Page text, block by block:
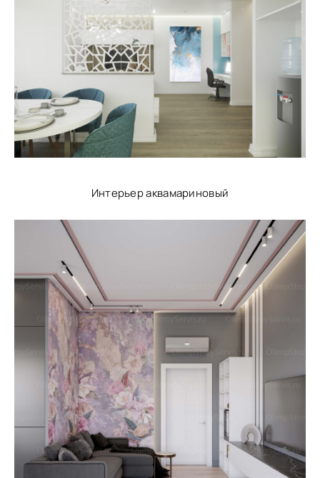
Интерьер аквамариновый